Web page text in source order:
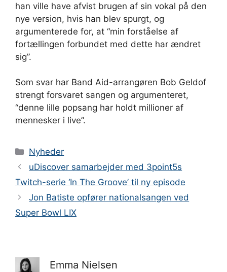
han ville have afvist brugen af ​​sin vokal på den
nye version, hvis han blev spurgt, og
argumenterede for, at “min forståelse af
fortællingen forbundet med dette har ændret
sig”.
Som svar har Band Aid-arrangøren Bob Geldof
strengt forsvaret sangen og argumenteret,
“denne lille popsang har holdt millioner af
mennesker i live”.
Kategorier
Nyheder
uDiscover samarbejder med 3point5s
Twitch-serie ‘In The Groove’ til ny episode
Jon Batiste opfører nationalsangen ved
Super Bowl LIX
Emma Nielsen